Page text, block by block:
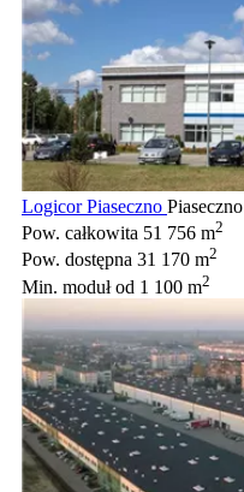
Logicor Piaseczno Piaseczno
Pow. całkowita 51 756 m2
Pow. dostępna 31 170 m2
Min. modułod 1 100 m2